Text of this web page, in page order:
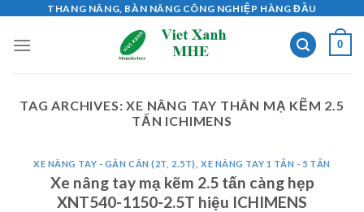
content
THANG NÂNG, BÀN NÂNG CÔNG NGHIỆP HÀNG ĐẦU
0
TAG ARCHIVES:XE NÂNG TAY THÂN MẠ KẼM 2.5
TẤN ICHIMENS
XE NÂNG TAY - GẮN CÂN (2T, 2.5T) ,XE NÂNG TAY 1 TẤN - 5 TẤN
Xe nâng tay mạ kẽm 2.5 tấn càng hẹp
XNT540-1150-2.5T hiệu ICHIMENS